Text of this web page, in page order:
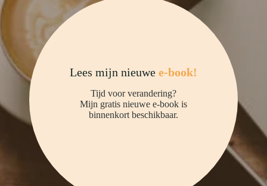
Lees mijn nieuwe e-book!
Tijd voor verandering?
Mijn gratis nieuwe e-book is
binnenkort beschikbaar.